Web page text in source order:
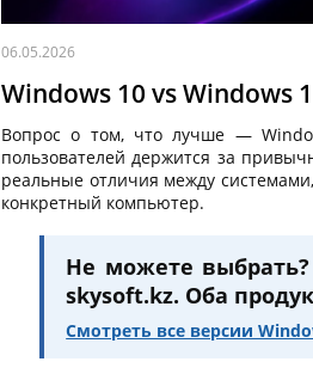
06.05.2026
Windows 10 vs Windows
Вопрос о том, что лучше —
пользователей держится за
реальные отличия между
конкретный компьютер.
Не можете выбрать?
skysoft.kz. Оба
Смотреть все версии